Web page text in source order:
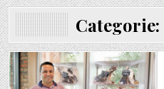
Categorie:
Posted